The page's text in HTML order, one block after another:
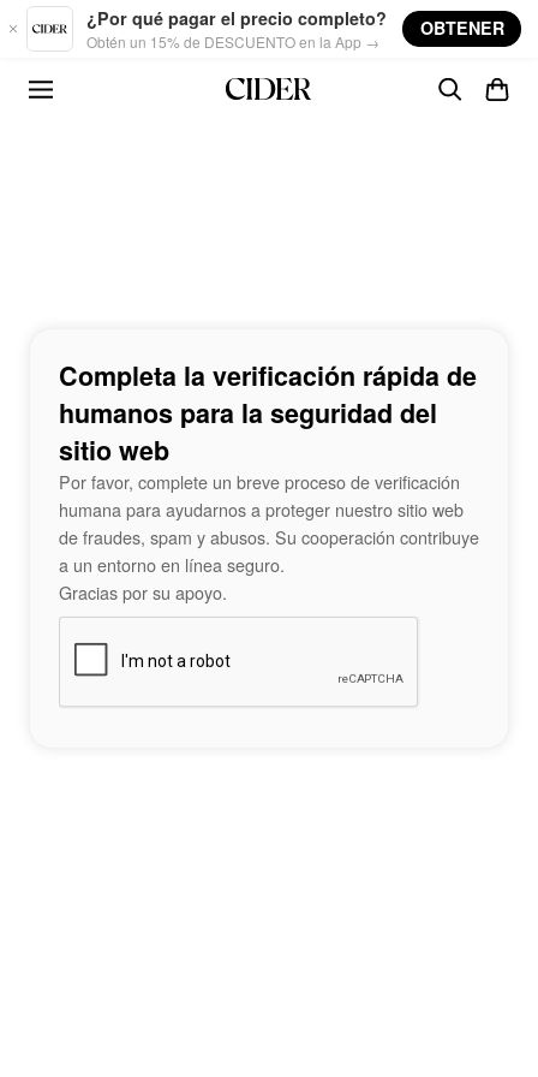
Skip to main content
¿Por qué pagar el precio completo?
Obtén un 15% de DESCUENTO en la App →
OBTENER
Completa la verificación rápida de
humanos para la seguridad del
sitio web
Por favor, complete un breve proceso de verificación
humana para ayudarnos a proteger nuestro sitio web
de fraudes, spam y abusos. Su cooperación contribuye
a un entorno en línea seguro.
Gracias por su apoyo.